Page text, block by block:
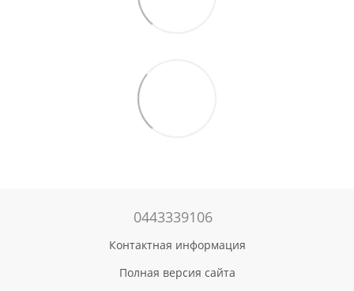
0443339106
Контактная информация
Полная версия сайта